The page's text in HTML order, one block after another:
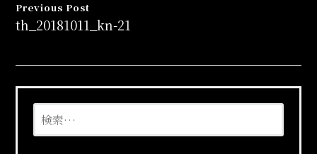
投
ナ
Previous Post
th_20181011_kn-21
索: